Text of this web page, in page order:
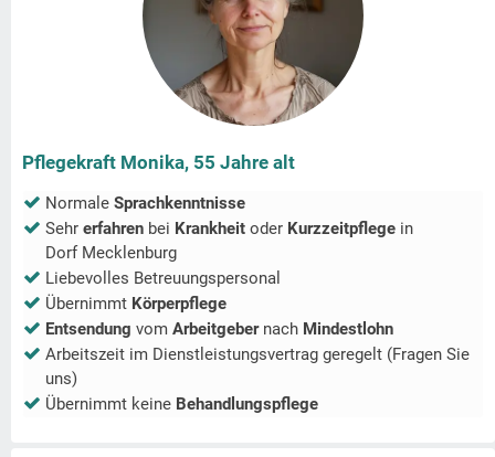
Pflegekraft Monika, 55 Jahre alt
Normale Sprachkenntnisse
Sehr erfahren bei Krankheit oder Kurzzeitpflege in
Dorf Mecklenburg
Liebevolles Betreuungspersonal
Übernimmt Körperpflege
Entsendung vom Arbeitgeber nach Mindestlohn
Arbeitszeit im Dienstleistungsvertrag geregelt (Fragen Sie
uns)
Übernimmt keine Behandlungspflege